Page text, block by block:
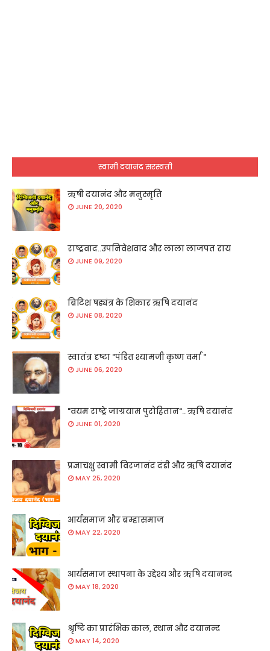
स्वामी दयानंद सरस्वती
ऋषी दयानंद और मनुस्मृति
JUNE 20, 2020
राष्ट्रवाद..उपनिवेशवाद और लाला लाजपत राय
JUNE 09, 2020
ब्रिटिश षड्यंत्र के शिकार ऋषि दयानंद
JUNE 08, 2020
स्वातंत्र दृष्टा "पंडित श्यामजी कृष्ण वर्मा "
JUNE 06, 2020
"वयम राष्ट्रे जाग्रयाम पुरोहितान".. ऋषि दयानंद
JUNE 01, 2020
प्रज्ञाचक्षु स्वामी विरजानंद दंडी और ऋषि दयानंद
MAY 25, 2020
आर्यसमाज और ब्रम्हासमाज
MAY 22, 2020
आर्यसमाज स्थापना के उद्देश्य और ऋषि दयानन्द
MAY 18, 2020
श्रृष्टि का प्रारंभिक काल, स्थान और दयानन्द
MAY 14, 2020